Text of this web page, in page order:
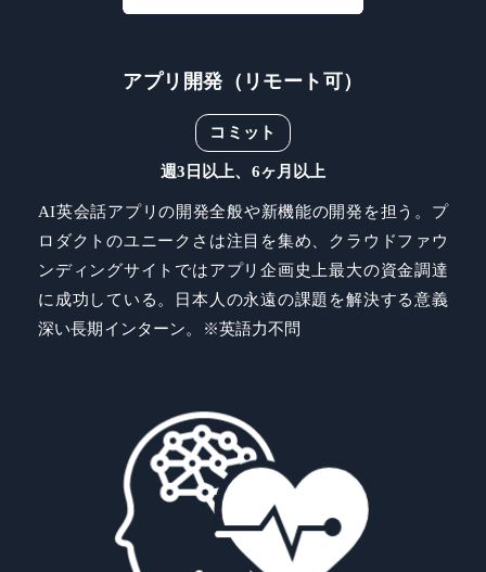
アプリ開発（リモート可）
コミット
週3日以上、6ヶ月以上
AI英会話アプリの開発全般や新機能の開発を担う。プ
ロダクトのユニークさは注目を集め、クラウドファウ
ンディングサイトではアプリ企画史上最大の資金調達
に成功している。日本人の永遠の課題を解決する意義
深い長期インターン。※英語力不問